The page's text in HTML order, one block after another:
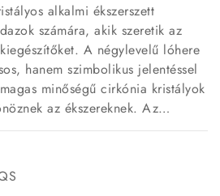
alkalmi ékszerszett
számára, akik szeretik az
A négylevelű lóhere
hanem szimbolikus jelentéssel
minőségű cirkónia kristályok
az ékszereknek. Az
hipoallergén fémötvözetből
és a kiváló minőségű
a tartósságot és az időtálló